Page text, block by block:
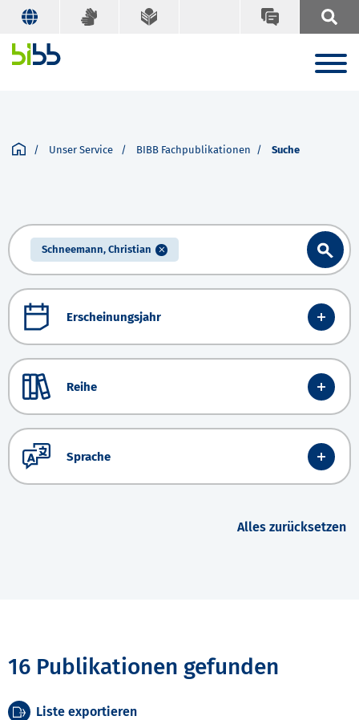
Unser Service BIBB Fachpublikationen Suche
Schneemann, Christian
Erscheinungsjahr
Reihe
Sprache
Alles zurücksetzen
16 Publikationen gefunden
Liste exportieren